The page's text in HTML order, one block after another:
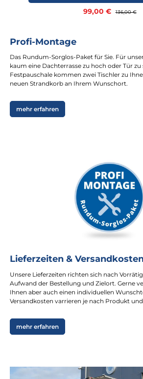
Verkaufspreis:
99,00 € Regulärer
136,00 €
Profi-Montage
Das Rundum-Sorglos-Paket für Sie. Für
kaum eine Dachterrasse zu hoch oder Tür zu
Festpauschale kommen zwei Tischler zu
neuen Strandkorb an Ihrem Wunschort.
mehr erfahren
Lieferzeiten &
Unsere Lieferzeiten richten sich nach
Aufwand der Bestellung und Zielort. Gerne
Ihnen aber auch einen individuellen
Versandkosten varrieren je nach Produkt
mehr erfahren